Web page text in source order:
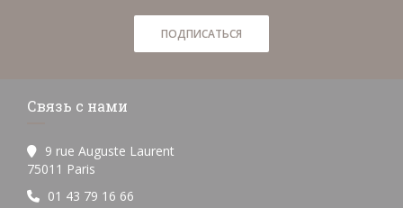
ПОДПИСАТЬСЯ
Связь с нами
9 rue Auguste Laurent
75011 Paris
01 43 79 16 66